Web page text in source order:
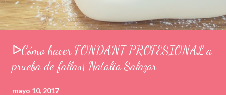
ᐅCómo hacer FONDANT PROFESIONAL a
prueba de fallas| Natalia Salazar
mayo 10, 2017